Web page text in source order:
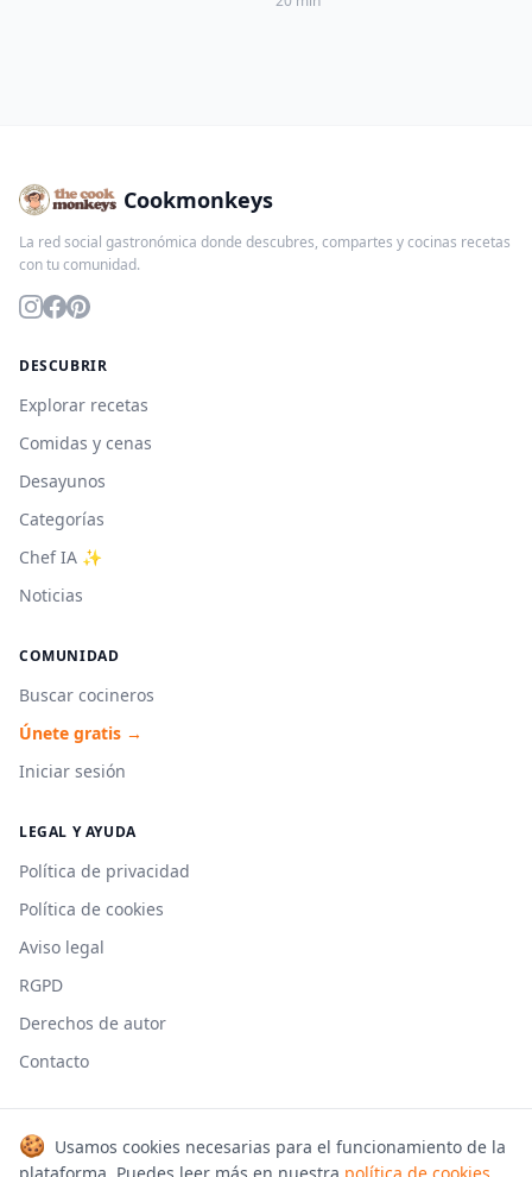
Cookmonkeys
La red social gastronómica donde descubres, compartes y cocinas recetas
con tu comunidad.
DESCUBRIR
Explorar recetas
Comidas y cenas
Desayunos
Categorías
Chef IA ✨
Noticias
COMUNIDAD
Buscar cocineros
Únete gratis →
Iniciar sesión
LEGAL Y AYUDA
Política de privacidad
Política de cookies
Aviso legal
RGPD
Derechos de autor
Contacto
© 2026 Cookmonkeys. Todos los derechos reservados.
🍪 Usamos cookies necesarias para el funcionamiento de la